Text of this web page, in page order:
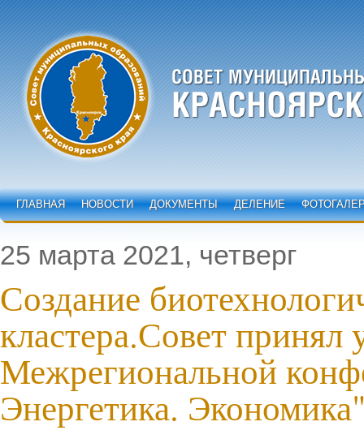
ГЛАВНАЯ НОВОСТИ ДОКУМЕНТЫ ДЕЛЕНИЕ
25 марта 2021, четверг
Создание
кластера.Совет принял
Межрегиональной
Энергетика.